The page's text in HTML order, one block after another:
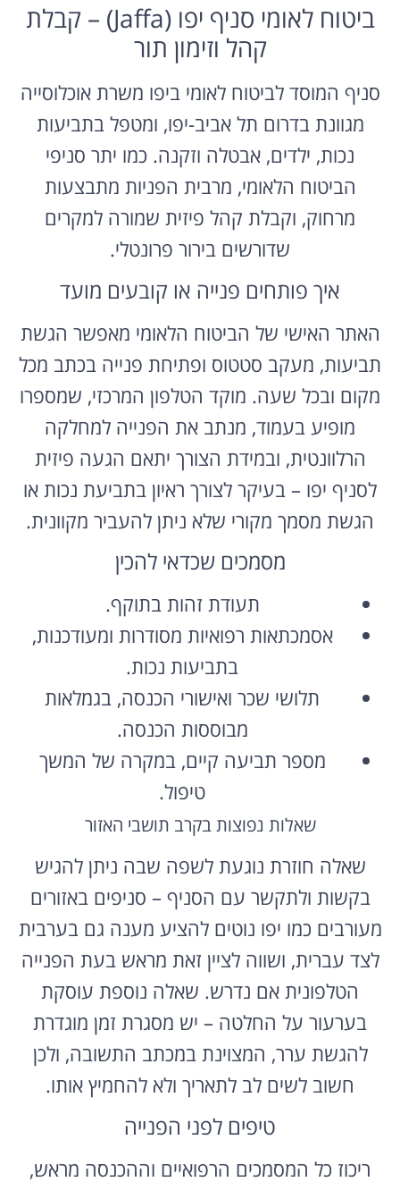
ביטוח לאומי סניף יפו (Jaffa) – קבלת
קהל וזימון תור
סניף המוסד לביטוח לאומי ביפו משרת אוכלוסייה
מגוונת בדרום תל אביב-יפו, ומטפל בתביעות
נכות, ילדים, אבטלה וזקנה. כמו יתר סניפי
הביטוח הלאומי, מרבית הפניות מתבצעות
מרחוק, וקבלת קהל פיזית שמורה למקרים
שדורשים בירור פרונטלי.
איך פותחים פנייה או קובעים מועד
האתר האישי של הביטוח הלאומי מאפשר הגשת
תביעות, מעקב סטטוס ופתיחת פנייה בכתב מכל
מקום ובכל שעה. מוקד הטלפון המרכזי, שמספרו
מופיע בעמוד, מנתב את הפנייה למחלקה
הרלוונטית, ובמידת הצורך יתאם הגעה פיזית
לסניף יפו – בעיקר לצורך ראיון בתביעת נכות או
הגשת מסמך מקורי שלא ניתן להעביר מקוונית.
מסמכים שכדאי להכין
תעודת זהות בתוקף.
אסמכתאות רפואיות מסודרות ומעודכנות,
בתביעות נכות.
תלושי שכר ואישורי הכנסה, בגמלאות
מבוססות הכנסה.
מספר תביעה קיים, במקרה של המשך
טיפול.
שאלות נפוצות בקרב תושבי האזור
שאלה חוזרת נוגעת לשפה שבה ניתן להגיש
בקשות ולתקשר עם הסניף – סניפים באזורים
מעורבים כמו יפו נוטים להציע מענה גם בערבית
לצד עברית, ושווה לציין זאת מראש בעת הפנייה
הטלפונית אם נדרש. שאלה נוספת עוסקת
בערעור על החלטה – יש מסגרת זמן מוגדרת
להגשת ערר, המצוינת במכתב התשובה, ולכן
חשוב לשים לב לתאריך ולא להחמיץ אותו.
טיפים לפני הפנייה
ריכוז כל המסמכים הרפואיים וההכנסה מראש,